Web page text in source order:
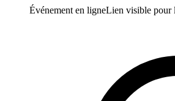
Événement en ligneLien visible pour